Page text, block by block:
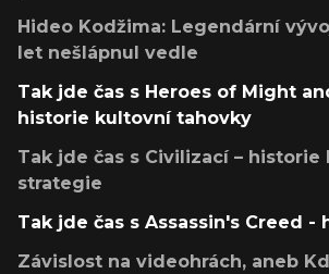
Hideo Kodžima: Legendární
let nešlápnul vedle
Tak jde čas s Heroes of Might
historie kultovní tahovky
Tak jde čas s Civilizací –
strategie
Tak jde čas s Assassin's Creed -
Závislost na videohrách, aneb